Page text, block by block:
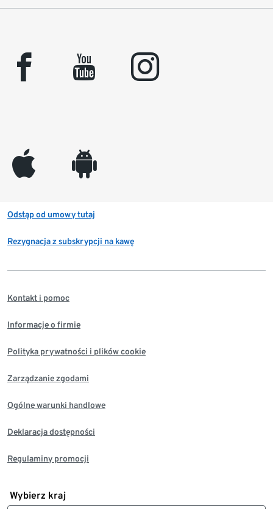
facebook youtube instagram
appleinc android
Odstąp od umowy tutaj
Rezygnacja z subskrypcji na kawę
Kontakt i pomoc
Informacje o firmie
Polityka prywatności i plików cookie
Zarządzanie zgodami
Ogólne warunki handlowe
Deklaracja dostępności
Regulaminy promocji
Wybierz kraj